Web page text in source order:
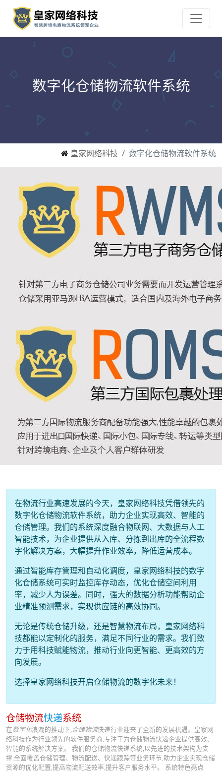
数字化仓储物流软件系统
皇家网络科技 数字化仓储物流软件系统
在物流行业高速发展的今天，皇家网络科技凭借领先的
数字化仓储物流软件系统，助力企业实现高效、智能的
仓储管理。我们的系统深度融合物联网、大数据与人工
智能技术，为企业提供从入库、分拣到出库的全流程数
字化解决方案，大幅提升作业效率，降低运营成本。
通过智能库存管理和自动化调度，皇家网络科技的数字
化仓储系统可实时监控库存动态，优化仓储空间利用
率，减少人为误差。同时，强大的数据分析功能帮助企
业精准预测需求，实现供应链的高效协同。
无论是传统仓储升级，还是智慧物流布局，皇家网络科
技都能以定制化的服务，满足不同行业的需求。我们致
力于用科技赋能物流，推动行业向更智能、更高效的方
向发展。
选择皇家网络科技开启仓储物流的数字化未来！
仓储物流快递系统
在数字化浪潮的推动下,仓储物流快递行业迎来了全新的发展机遇。皇家网
络科技作为行业领先的软件服务商,专注于为仓储物流快递企业提供高效、
智能的系统解决方案。 我们的仓储物流快递系统,以先进的技术架构为支
撑,全面覆盖仓储管理、物流配送、快递跟踪等业务环节,助力企业实现仓储
资源的优化配置,提高物流配送效率,提升客户服务水平。 系统特色亮点